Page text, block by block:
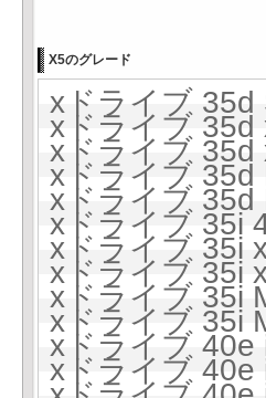
X5のグレード
xドライブ
xドライブ
xドライブ
xドライブ
xドライブ
xドライブ
xドライブ
xドライブ 35i
xドライブ
xドライブ 35i
xドライブ
xドライブ